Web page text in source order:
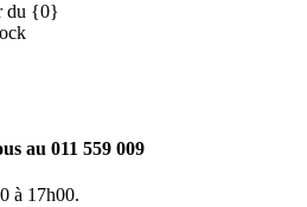
du {0}
au 011 559 009
à 17h00.